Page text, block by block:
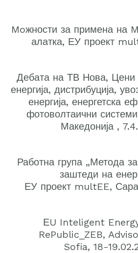
Moжности за примена на
алатка, ЕУ проект
Дебата на ТВ Нова, Цени
енергија, дистрибуција,
енергија, енергетска
фотоволтаични
Македонија ,
Работна група „Метода
заштеди на
ЕУ проект multEE,
ЕU Inteligent
RePublic_ZEB,
Sofia, 18-